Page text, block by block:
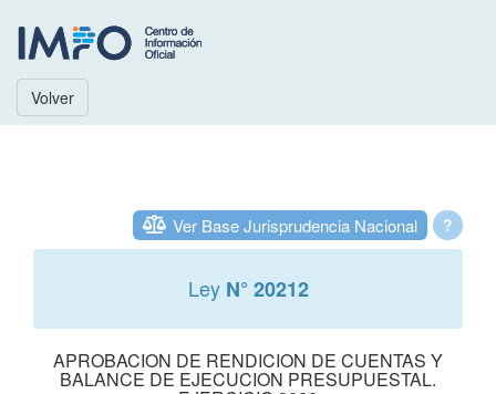
Volver
?
Ver Base Jurisprudencia Nacional
Ley N° 20212
APROBACION DE RENDICION DE CUENTAS Y
BALANCE DE EJECUCION PRESUPUESTAL.